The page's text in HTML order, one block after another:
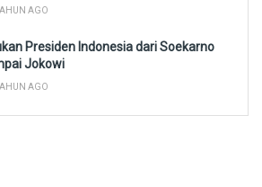
AGO
Presiden Indonesia dari Soekarno
Jokowi
AGO